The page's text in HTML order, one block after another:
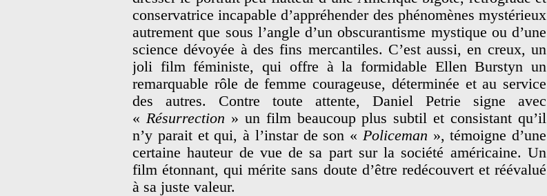
conservatrice incapable d’appréhender des phénomènes mystérieux
autrement que sous l’angle d’un obscurantisme mystique ou d’une
science dévoyée à des fins mercantiles. C’est aussi, en creux, un
joli film féministe, qui offre à la formidable Ellen Burstyn un
remarquable rôle de femme courageuse, déterminée et au service
des autres. Contre toute attente, Daniel Petrie signe avec
« Résurrection » un film beaucoup plus subtil et consistant qu’il
n’y parait et qui, à l’instar de son « Policeman », témoigne d’une
certaine hauteur de vue de sa part sur la société américaine. Un
film étonnant, qui mérite sans doute d’être redécouvert et réévalué
à sa juste valeur.